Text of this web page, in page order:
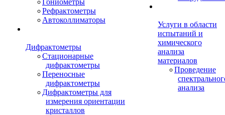
Гониометры
Рефрактометры
Автоколлиматоры
Дифрактометры
Стационарные
дифрактометры
Переносные
дифрактометры
Дифрактометры для
измерения ориентации
кристаллов
Услуги в области
испытаний и
химического
анализа
материалов
Проведение
анализа